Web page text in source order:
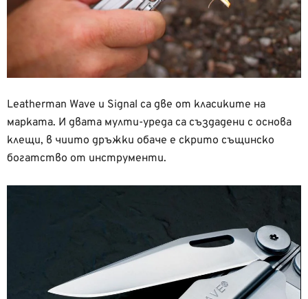
Leatherman Wave и Signal са две от класиките на
марката. И двата мулти-уреда са създадени с основа
клещи, в чиито дръжки обаче е скрито същинско
богатство от инструменти.